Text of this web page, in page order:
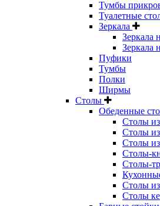
Тумбы
Туалетные
Зеркала
Зеркала
Зеркала
Пуфики
Тумбы
Полки
Ширмы
Столы
Обеденные
Столы из
Столы из
Столы
Столы-
Столы-
Столы из
Столы